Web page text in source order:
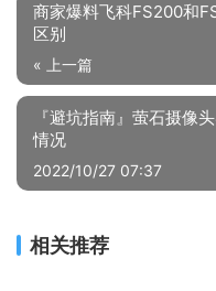
商家爆料飞科FS200和
区别
« 上一篇
『避坑指南』萤石摄像
情况
2022/10/27 07:37
相关推荐